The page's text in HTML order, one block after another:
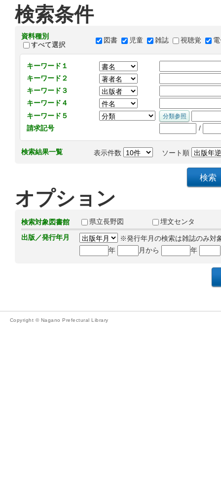
検索条件
資料種別
すべて選択
図書 児童 雑誌 視聴覚
キーワード１
キーワード２
キーワード３
キーワード４
キーワード５
請求記号
/
検索結果一覧 表示件数 ソート順
オプション
検索対象図書館 県立長野図
埋文センタ
出版／発行年月
※発行年月の検索は雑誌のみ対
年
月から 年
Copyright © Nagano Prefectural Library